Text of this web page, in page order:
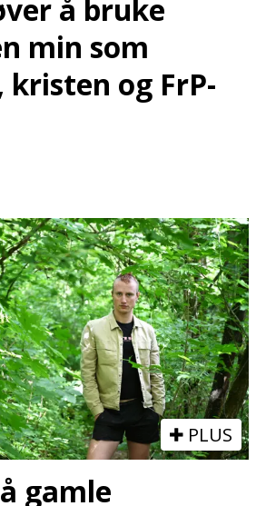
å bruke
min som
og FrP-
PLUS
gamle